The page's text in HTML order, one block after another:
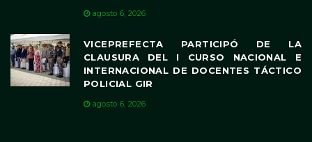
agosto 6, 2026
VICEPREFECTA PARTICIPÓ DE LA
CLAUSURA DEL I CURSO NACIONAL E
INTERNACIONAL DE DOCENTES TÁCTICO
POLICIAL GIR
agosto 6, 2026